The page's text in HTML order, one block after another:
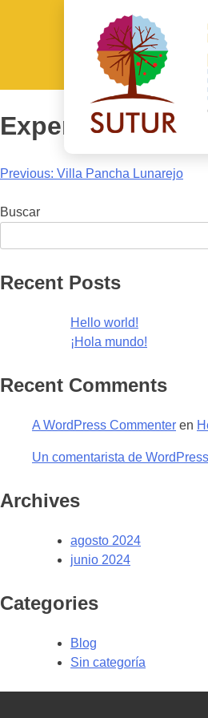
Experiencias
Navegación
de
Previous: Villa Pancha Lunarejo
Buscar
Recent Posts
Hello world!
¡Hola mundo!
Recent Comments
A WordPress Commenter en
Un comentarista de WordPress
Archives
agosto 2024
junio 2024
Categories
Blog
Sin categoría